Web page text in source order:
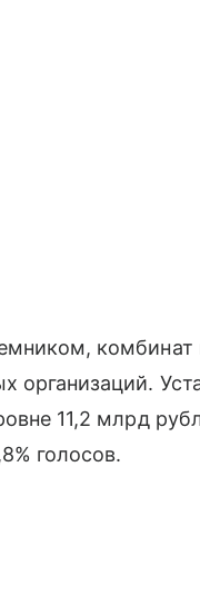
комбинат
организаций.
11,2 млрд
голосов.